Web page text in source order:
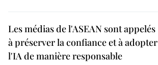
Les médias de l'ASEAN sont appelés
à préserver la confiance et à adopter
l'IA de manière responsable